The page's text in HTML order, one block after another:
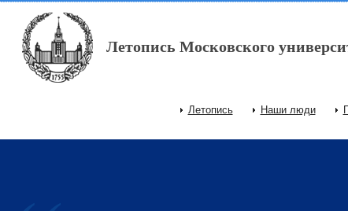
Перейти к основному содержанию
Летопись Московского
Главное меню
Летопись Наши люди